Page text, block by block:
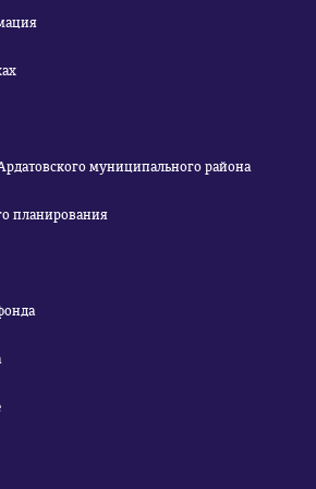
муниципального района
планирования